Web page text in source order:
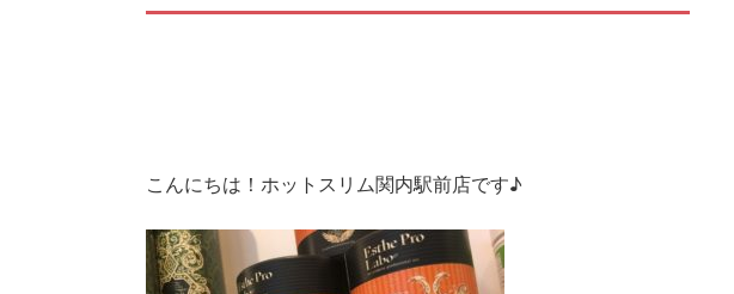
こんにちは！ホットスリム関内駅前店です♪